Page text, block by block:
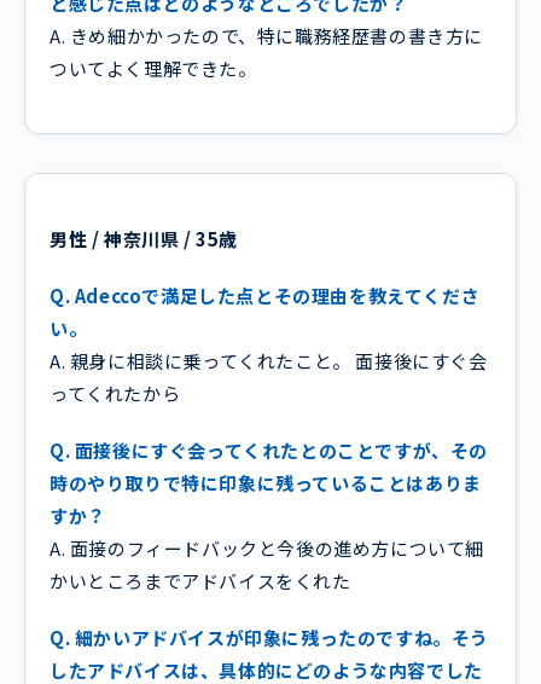
A. きめ細かかったので、特に職務経歴書の書き方に
ついてよく理解できた。
男性 / 神奈川県 / 35歳
Q. Adeccoで満足した点とその理由を教えてくださ
い。
A. 親身に相談に乗ってくれたこと。 面接後にすぐ会
ってくれたから
Q. 面接後にすぐ会ってくれたとのことですが、その
時のやり取りで特に印象に残っていることはありま
すか？
A. 面接のフィードバックと今後の進め方について細
かいところまでアドバイスをくれた
Q. 細かいアドバイスが印象に残ったのですね。そう
したアドバイスは、具体的にどのような内容でした